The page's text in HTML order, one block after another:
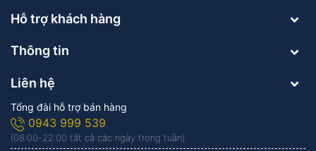
Hỗ trợ khách hàng
Thông tin
Liên hệ
Tổng đài hỗ trợ bán hàng
0943 999 539
(08:00-22:00 tất cả các ngày trong tuần)